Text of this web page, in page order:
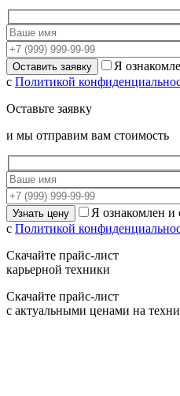
Я
с Политикой
Оставьте заявку
и мы отправим вам стоимость
Я ознакомлен и
с Политикой
Скачайте прайс-лист
карьерной техники
Скачайте прайс-лист
с актуальными ценами на